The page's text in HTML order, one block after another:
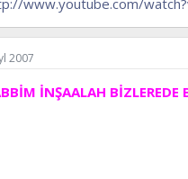
www.youtube.com/
2007
İNŞAALAH BİZLEREDE